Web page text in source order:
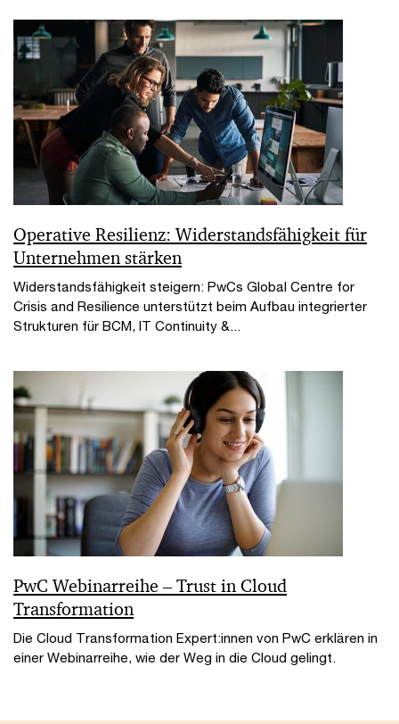
Operative Resilienz: Widerstandsfähigkeit für
Unternehmen stärken
Widerstandsfähigkeit steigern: PwCs Global Centre for
Crisis and Resilience unterstützt beim Aufbau integrierter
Strukturen für BCM, IT Continuity &...
PwC Webinarreihe – Trust in Cloud
Transformation
Die Cloud Transformation Expert:innen von PwC erklären in
einer Webinarreihe, wie der Weg in die Cloud gelingt.